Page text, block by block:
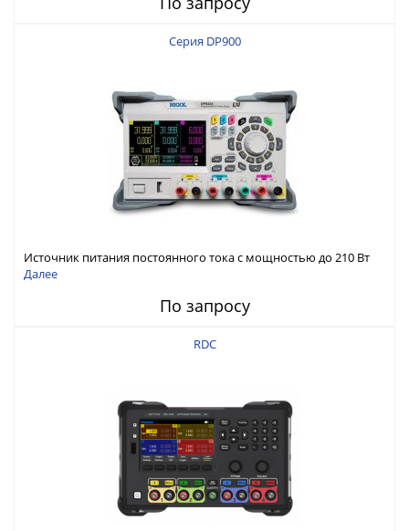
Серия DP900
Источник питания постоянного тока с мощностью до 210 Вт
Далее
По запросу
RDC